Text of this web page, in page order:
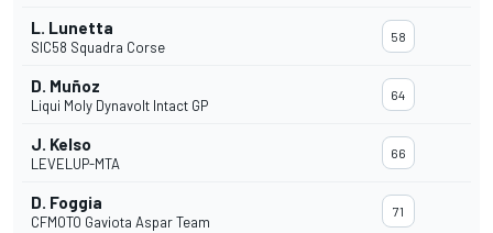
L. Lunetta
SIC58 Squadra Corse
58
D. Muñoz
Liqui Moly Dynavolt Intact GP
64
J. Kelso
LEVELUP-MTA
66
D. Foggia
CFMOTO Gaviota Aspar Team
71